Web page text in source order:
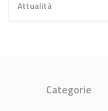
Attualità
Categorie